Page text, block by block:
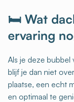
🛏️ Wat
ervaring
Als je deze
blijf je dan niet
plaatse, een echt
en optimaal te